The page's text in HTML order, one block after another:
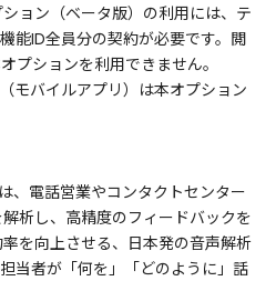
ョン（ベータ版）の利用には、テ
能ID全員分の契約が必要です。閲
プションを利用できません。
バイルアプリ）は本オプション
、電話営業やコンタクトセンター
析し、高精度のフィードバックを
を向上させる、日本発の音声解析
当者が「何を」「どのように」話